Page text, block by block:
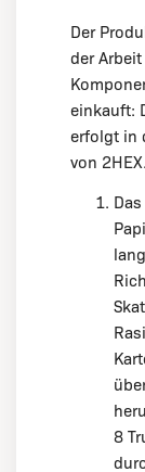
Der
der
einkauft:
erfolgt in
von 2HEX.
8